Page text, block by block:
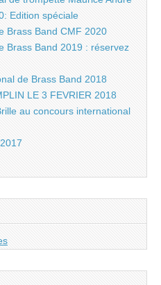
Edition spéciale
Brass Band CMF 2020
Brass Band 2019 : réservez
de Brass Band 2018
LE 3 FEVRIER 2018
au concours international